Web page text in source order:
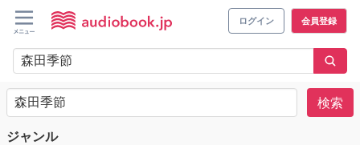
ログイン 会員登録
検索
ジャンル